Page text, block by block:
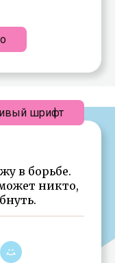
в борьбе.
никто,
шрифт